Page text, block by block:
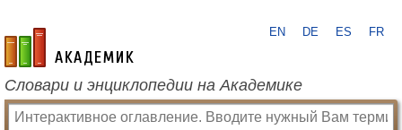
academic.ru
EN DE ES FR
Словари и энциклопедии на Академике